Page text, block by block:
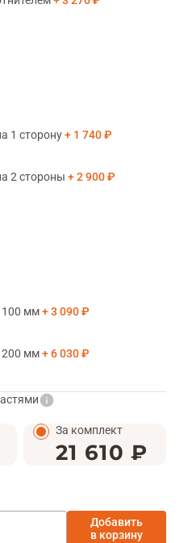
1 сторону 1 740 ₽
2 стороны 2 900 ₽
100 мм 3 090 ₽
200 мм 6 030 ₽
За комплект
21 610 ₽
Добавить
в корзину